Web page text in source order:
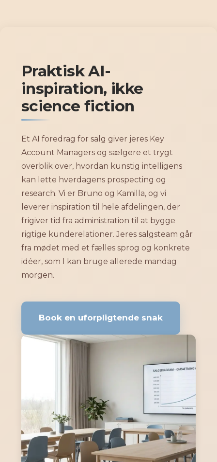
Praktisk AI-
inspiration, ikke
science fiction
Et AI foredrag for salg giver jeres Key
Account Managers og sælgere et trygt
overblik over, hvordan kunstig intelligens
kan lette hverdagens prospecting og
research. Vi er Bruno og Kamilla, og vi
leverer inspiration til hele afdelingen, der
frigiver tid fra administration til at bygge
rigtige kunderelationer. Jeres salgsteam går
fra mødet med et fælles sprog og konkrete
idéer, som I kan bruge allerede mandag
morgen.
Book en uforpligtende snak